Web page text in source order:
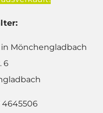
Mönchengladbach
6
4645506